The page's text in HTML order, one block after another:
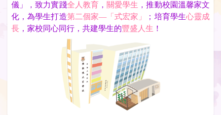
儀」，致力實踐全人教育， 關愛學生 ，推動校園溫馨家文
化，為學生打造第二個家—「式宏家」 ；培育學生心靈成
長 ，家校同心同行，共建學生的豐盛人生 ！